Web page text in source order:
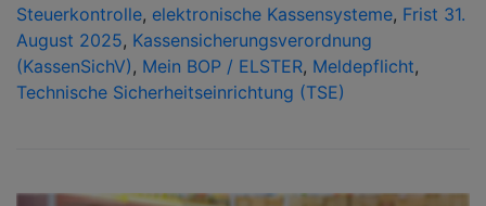
Steuerkontrolle, elektronische Kassensysteme, Frist 31.
August 2025, Kassensicherungsverordnung
(KassenSichV) , Mein BOP / ELSTER, Meldepflicht,
Technische Sicherheitseinrichtung (TSE)